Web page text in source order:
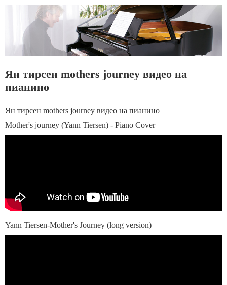
Ян тирсен mothers journey видео на
пианино
Ян тирсен mothers journey видео на пианино
Mother's journey (Yann Tiersen) - Piano Cover
Yann Tiersen-Mother's Journey (long version)